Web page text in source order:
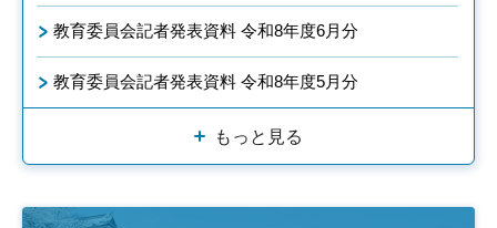
教育委員会記者発表資料 令和8年度6月分
教育委員会記者発表資料 令和8年度5月分
もっと見る